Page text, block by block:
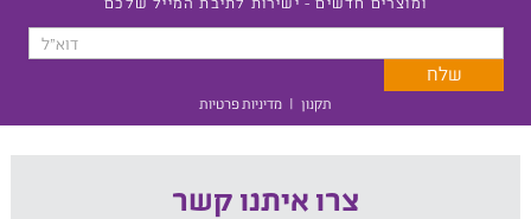
תקנון | מדיניות פרטיות
צרו איתנו קשר